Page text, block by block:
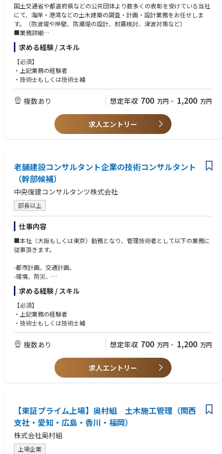
国土交通省や都道府県などの公共団体より数多くの表彰を受けている当社
にて、海岸・港湾などの土木建築の調査・計画・設計業務をお任せしま
す。（防波堤や岸壁、防潮堤の設計、耐震検討、津波対策など）
■業務詳細
・港湾計画、岸壁及び防波堤の新設設計、改良・補修設計、耐震・耐津波
性能照査
・海岸保全施設（護岸・堤防など）の新設設計、改良・補修設計、耐震・
耐津波性能照査
・港湾・海岸保全施設の維持管理計画検討
頂きます
例）管理技術者として業務をまとめる、技術提案書を作成する、照査技術
者として品質チェックを行う、若手指導・技術的アドバイスを行う等。
・年間150件ほどのプロジェクトが稼働
■他社建設コンサルタント企業との違い
・担当エリア：全国（事業所があるエリア限定での業務ではなく、全国に
ある業務の中で取り組みたい案件にチャレンジすることができます）
・大手建設コンサルタントが受注する案件規模と遜色ない案件を担当でき
ます。
・道路、橋梁、河川、港湾、砂防・防災、環境、都市計画、公園など幅広
い案件を受注しており、協働することがよくあります。その中で各分野の
技術者が強みを生かして対応します。その結果、国交省から毎年業務表彰
を受賞しています。
求める経験 / スキル
【必須】
・上記業務の経験者
・技術士もしくは技術士補
複数あり 想定年収 700 万円 ~ 1,200 万円
求人エントリー
老舗建設コンサルタント企業の技術コンサルタント
（幹部候補）
中央復建コンサルタンツ株式会社
部長以上
仕事内容
■本社（大阪もしくは東京）勤務となり、管理技術者として以下の業務に
従事頂きます。
-都市計画、交通計画、
-環境、防災、
-鉄道、道路、港湾、河川・上下水道、橋梁、
-地下構造、山岳トンネル、建築、設備及び電気通信施設、構造物維持管
理、地盤、事業評価・社会的合意形成、補償、測量 等
建設コンサルに関する業務を担当して頂きます。
求める経験 / スキル
【必須】
・上記業務の経験者
・技術士もしくは技術士補
複数あり 想定年収 700 万円 ~ 1,200 万円
求人エントリー
【東証プライム上場】奥村組 土木施工管理（関西
支社・愛知・広島・香川・福岡）
株式会社奥村組
上場企業